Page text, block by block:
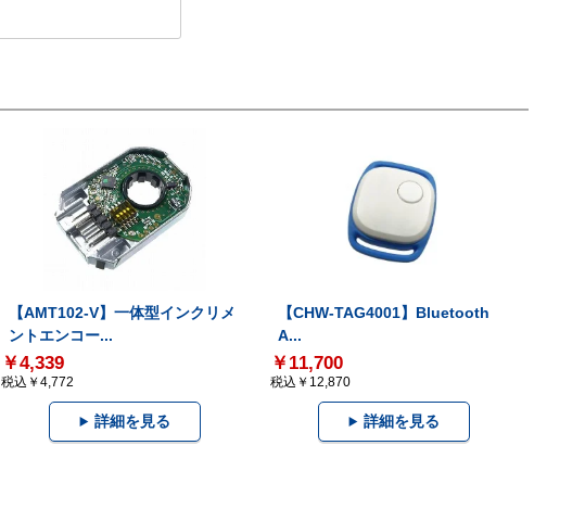
【AMT102-V】一体型インクリメ
ントエンコー...
￥4,339
税込￥4,772
詳細を見る
【CHW-TAG4001】Bluetooth
A...
￥11,700
税込￥12,870
詳細を見る